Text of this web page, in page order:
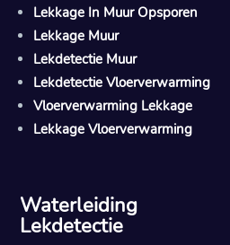
Lekkage In Muur Opsporen
Lekkage Muur
Lekdetectie Muur
Lekdetectie Vloerverwarming
Vloerverwarming Lekkage
Lekkage Vloerverwarming
Waterleiding
Lekdetectie